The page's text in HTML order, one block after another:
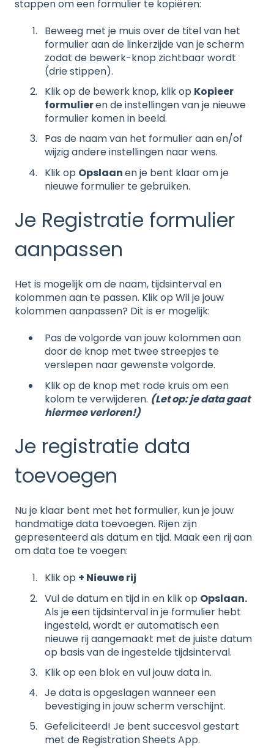
stappen om een formulier te kopiëren:
Beweeg met je muis over de titel van het
formulier aan de linkerzijde van je scherm
zodat de bewerk-knop zichtbaar wordt
(drie stippen).
Klik op de bewerk knop, klik op Kopieer
formulieren de instellingen van je nieuwe
formulier komen in beeld.
Pas de naam van het formulier aan en/of
wijzig andere instellingen naar wens.
Klik op Opslaanen je bent klaar om je
nieuwe formulier te gebruiken.
Je Registratie formulier
aanpassen
Het is mogelijk om de naam, tijdsinterval en
kolommen aan te passen. Klik op Wil je jouw
kolommen aanpassen? Dit is er mogelijk:
Pas de volgorde van jouw kolommen aan
door de knop met twee streepjes te
verslepen naar gewenste volgorde.
Klik op de knop met rode kruis om een
kolom te verwijderen. (Let op: je data gaat
hiermee verloren!)
Je registratie data
toevoegen
Nu je klaar bent met het formulier, kun je jouw
handmatige data toevoegen. Rijen zijn
gepresenteerd als datum en tijd. Maak een rij aan
om data toe te voegen:
Klik op + Nieuwe rij
Vul de datum en tijd in en klik op Opslaan.
Als je een tijdsinterval in je formulier hebt
ingesteld, wordt er automatisch een
nieuwe rij aangemaakt met de juiste datum
op basis van de ingestelde tijdsinterval.
Klik op een blok en vul jouw data in.
Je data is opgeslagen wanneer een
bevestiging in jouw scherm verschijnt.
Gefeliciteerd! Je bent succesvol gestart
met de Registration Sheets App.